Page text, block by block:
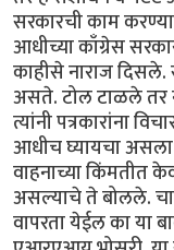
सरकारची काम
आधीच्या काँग्रेस
काहीसे नाराज दिसले.
असते. टोल टाळले तर
त्यांनी पत्रकारांना
आधीच घ्यायचा
वाहनाच्या किंमतीत
असल्याचे ते बोलले.
वापरता येईल का या